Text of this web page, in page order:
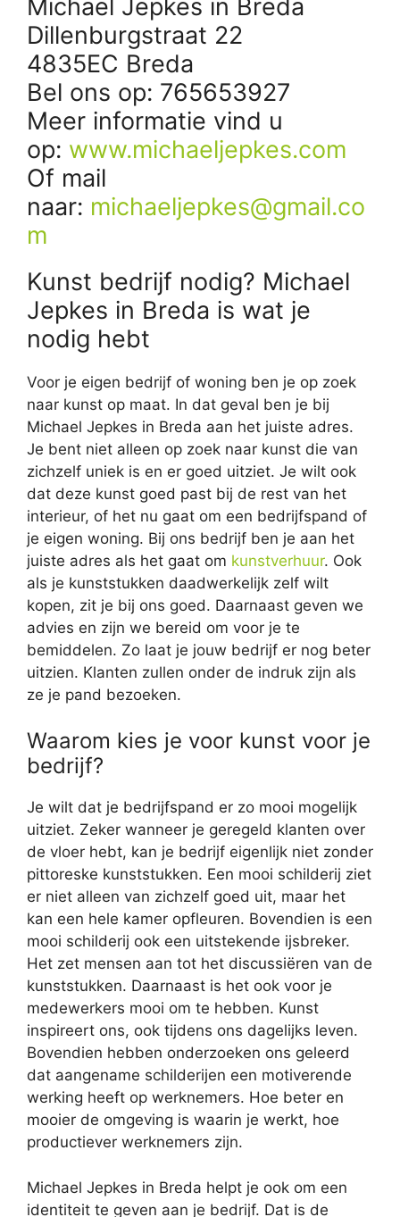
Michael Jepkes in Breda
Dillenburgstraat 22
4835EC Breda
Bel ons op: 765653927
Meer informatie vind u
op: www.michaeljepkes.com
Of mail
naar: michaeljepkes@gmail.co
m
Kunst bedrijf nodig? Michael
Jepkes in Breda is wat je
nodig hebt
Voor je eigen bedrijf of woning ben je op zoek
naar kunst op maat. In dat geval ben je bij
Michael Jepkes in Breda aan het juiste adres.
Je bent niet alleen op zoek naar kunst die van
zichzelf uniek is en er goed uitziet. Je wilt ook
dat deze kunst goed past bij de rest van het
interieur, of het nu gaat om een bedrijfspand of
je eigen woning. Bij ons bedrijf ben je aan het
juiste adres als het gaat om kunstverhuur. Ook
als je kunststukken daadwerkelijk zelf wilt
kopen, zit je bij ons goed. Daarnaast geven we
advies en zijn we bereid om voor je te
bemiddelen. Zo laat je jouw bedrijf er nog beter
uitzien. Klanten zullen onder de indruk zijn als
ze je pand bezoeken.
Waarom kies je voor kunst voor je
bedrijf?
Je wilt dat je bedrijfspand er zo mooi mogelijk
uitziet. Zeker wanneer je geregeld klanten over
de vloer hebt, kan je bedrijf eigenlijk niet zonder
pittoreske kunststukken. Een mooi schilderij ziet
er niet alleen van zichzelf goed uit, maar het
kan een hele kamer opfleuren. Bovendien is een
mooi schilderij ook een uitstekende ijsbreker.
Het zet mensen aan tot het discussiëren van de
kunststukken. Daarnaast is het ook voor je
medewerkers mooi om te hebben. Kunst
inspireert ons, ook tijdens ons dagelijks leven.
Bovendien hebben onderzoeken ons geleerd
dat aangename schilderijen een motiverende
werking heeft op werknemers. Hoe beter en
mooier de omgeving is waarin je werkt, hoe
productiever werknemers zijn.
Michael Jepkes in Breda helpt je ook om een
identiteit te geven aan je bedrijf. Dat is de